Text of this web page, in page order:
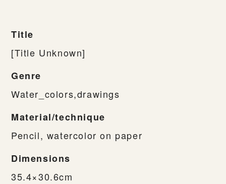
Title
[Title Unknown]
Genre
Water_colors,drawings
Material/technique
Pencil, watercolor on paper
Dimensions
35.4×30.6cm